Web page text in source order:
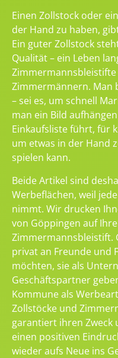
Einen Zollstock oder
der Hand zu haben,
Ein guter Zollstock
Qualität – ein Leben
Zimmermännern. Man
– sei es, um schnell
man ein Bild
Einkaufsliste führt, für
um etwas in der Hand
spielen kann.
Beide Artikel sind
Werbeflächen, weil
nimmt. Wir drucken
von Göppingen auf
Zimmermannsbleistift.
privat an Freunde und
möchten, sie als
Geschäftspartner
Kommune als
Zollstöcke und
garantiert ihren Zweck
einen positiven
wieder aufs Neue ins